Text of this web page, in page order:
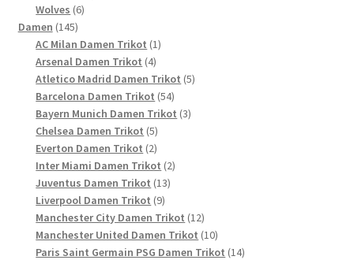
Wolves 66
Damen 145145
Produkte
AC Milan Damen Trikot 11
Arsenal Damen Trikot 44
Produkte
Atletico Madrid Damen Trikot 55
Barcelona Damen Trikot 5454
Produkte
Bayern Munich Damen Trikot 33
Chelsea Damen Trikot 55
Produkte
Everton Damen Trikot 22
Produkte
Inter Miami Damen Trikot 22
Juventus Damen Trikot 1313
Liverpool Damen Trikot 99
Produkte
Manchester City Damen Trikot 1212
Produkte
Manchester United Damen Trikot 1010
Produkte
Paris Saint Germain PSG Damen Trikot 1414